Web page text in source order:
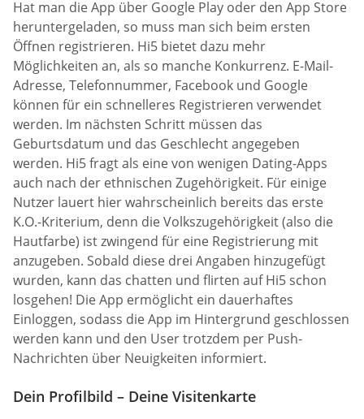
Hat man die App über Google Play oder den App Store
heruntergeladen, so muss man sich beim ersten
Öffnen registrieren. Hi5 bietet dazu mehr
Möglichkeiten an, als so manche Konkurrenz. E-Mail-
Adresse, Telefonnummer, Facebook und Google
können für ein schnelleres Registrieren verwendet
werden. Im nächsten Schritt müssen das
Geburtsdatum und das Geschlecht angegeben
werden. Hi5 fragt als eine von wenigen Dating-Apps
auch nach der ethnischen Zugehörigkeit. Für einige
Nutzer lauert hier wahrscheinlich bereits das erste
K.O.-Kriterium, denn die Volkszugehörigkeit (also die
Hautfarbe) ist zwingend für eine Registrierung mit
anzugeben. Sobald diese drei Angaben hinzugefügt
wurden, kann das chatten und flirten auf Hi5 schon
losgehen! Die App ermöglicht ein dauerhaftes
Einloggen, sodass die App im Hintergrund geschlossen
werden kann und den User trotzdem per Push-
Nachrichten über Neuigkeiten informiert.
Dein Profilbild – Deine Visitenkarte